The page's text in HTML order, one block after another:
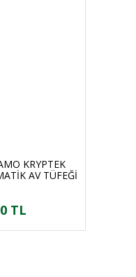
KRYPTEK
AV TÜFEĞİ
TL